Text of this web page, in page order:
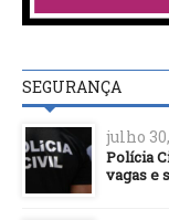
SEGURANÇA
julho
Polícia
vagas e